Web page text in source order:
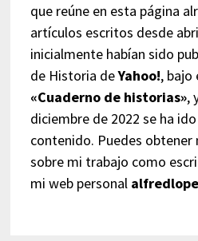
que reúne en esta página
artículos escritos desde
inicialmente habían sido
de Historia deYahoo!,
«Cuaderno de historias»,
diciembre de 2022 se ha
contenido. Puedes
sobre mi trabajo como
mi web personal